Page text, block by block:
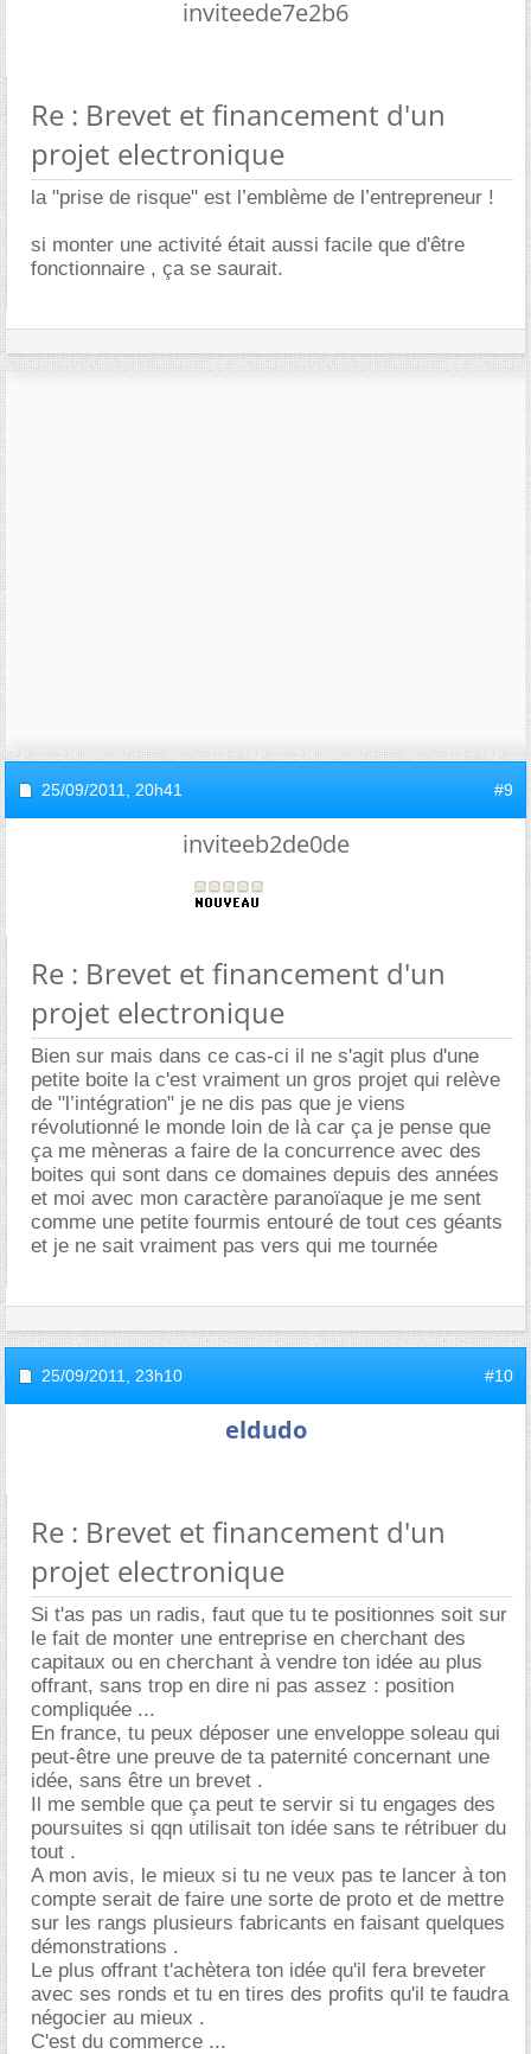
inviteede7e2b6
Re : Brevet et financement d'un
projet electronique
la "prise de risque" est l’emblème de l’entrepreneur !
si monter une activité était aussi facile que d'être
fonctionnaire , ça se saurait.
25/09/2011, 20h41 #9
inviteeb2de0de
Re : Brevet et financement d'un
projet electronique
Bien sur mais dans ce cas-ci il ne s'agit plus d'une
petite boite la c'est vraiment un gros projet qui relève
de "l’intégration" je ne dis pas que je viens
révolutionné le monde loin de là car ça je pense que
ça me mèneras a faire de la concurrence avec des
boites qui sont dans ce domaines depuis des années
et moi avec mon caractère paranoïaque je me sent
comme une petite fourmis entouré de tout ces géants
et je ne sait vraiment pas vers qui me tournée
25/09/2011, 23h10 #10
eldudo
Re : Brevet et financement d'un
projet electronique
Si t'as pas un radis, faut que tu te positionnes soit sur
le fait de monter une entreprise en cherchant des
capitaux ou en cherchant à vendre ton idée au plus
offrant, sans trop en dire ni pas assez : position
compliquée ...
En france, tu peux déposer une enveloppe soleau qui
peut-être une preuve de ta paternité concernant une
idée, sans être un brevet .
Il me semble que ça peut te servir si tu engages des
poursuites si qqn utilisait ton idée sans te rétribuer du
tout .
A mon avis, le mieux si tu ne veux pas te lancer à ton
compte serait de faire une sorte de proto et de mettre
sur les rangs plusieurs fabricants en faisant quelques
démonstrations .
Le plus offrant t'achètera ton idée qu'il fera breveter
avec ses ronds et tu en tires des profits qu'il te faudra
négocier au mieux .
C'est du commerce ...